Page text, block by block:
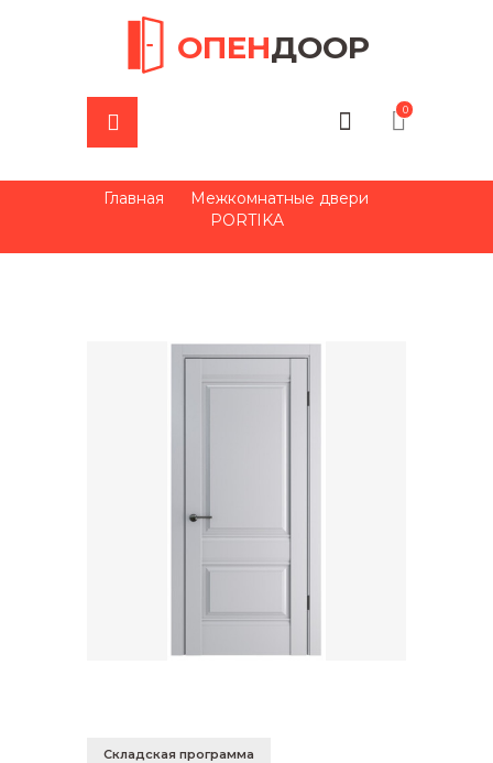
ОПЕНДООР
0
Главная
Межкомнатные двери
PORTIKA
Складская программа